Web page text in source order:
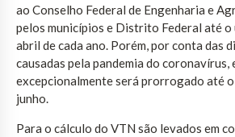
ao Conselho Federal de Engenharia e
pelos municípios e Distrito Federal até
abril de cada ano. Porém, por conta das
causadas pela pandemia do coronavírus,
excepcionalmente será prorrogado até
junho.
Para o cálculo do VTN são levados em